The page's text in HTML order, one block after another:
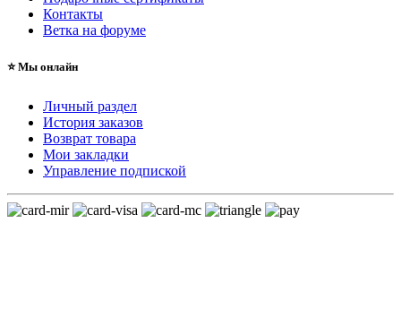
Контакты
Ветка на форуме
⭐ Мы онлайн
Личный раздел
История заказов
Возврат товара
Мои закладки
Управление подпиской